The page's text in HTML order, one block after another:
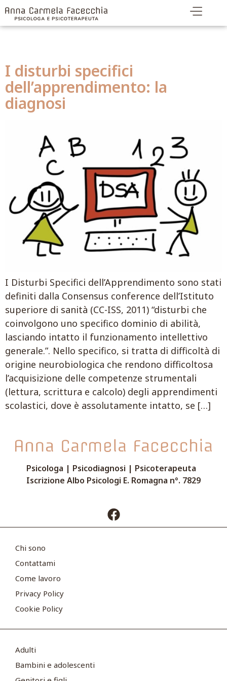
I disturbi specifici
dell’apprendimento: la
diagnosi
I Disturbi Specifici dell’Apprendimento sono stati
definiti dalla Consensus conference dell’Istituto
superiore di sanità (CC-ISS, 2011) “disturbi che
coinvolgono uno specifico dominio di abilità,
lasciando intatto il funzionamento intellettivo
generale.”. Nello specifico, si tratta di difficoltà di
origine neurobiologica che rendono difficoltosa
l’acquisizione delle competenze strumentali
(lettura, scrittura e calcolo) degli apprendimenti
scolastici, dove è assolutamente intatto, se […]
Psicologa | Psicodiagnosi | Psicoterapeuta
Iscrizione Albo Psicologi E. Romagna n°. 7829
Chi sono
Contattami
Come lavoro
Privacy Policy
Cookie Policy
Adulti
Bambini e adolescenti